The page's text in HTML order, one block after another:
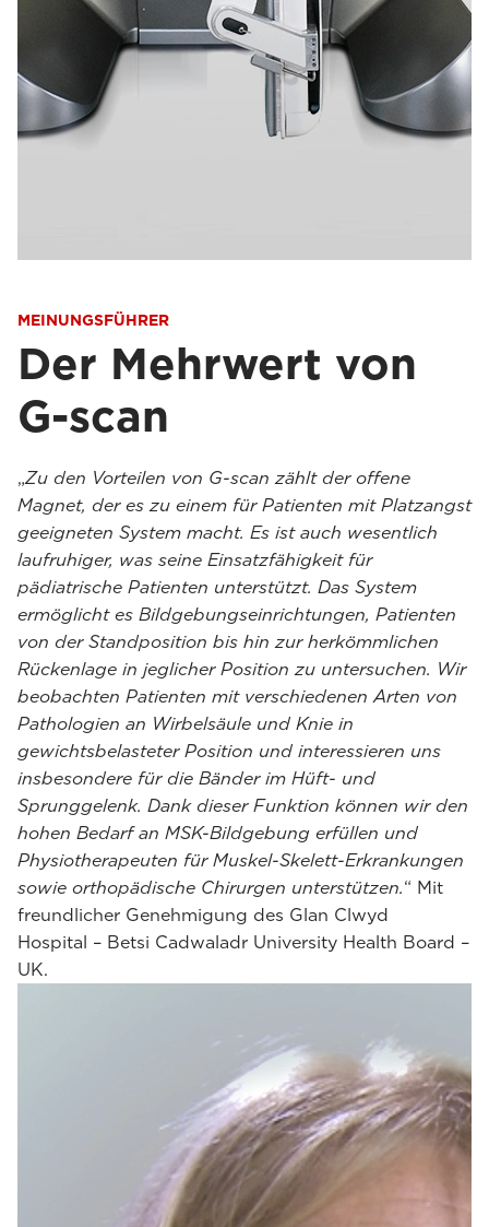
MEINUNGSFÜHRER
Der Mehrwert von
G-scan
„Zu den Vorteilen von G-scan zählt der offene
Magnet, der es zu einem für Patienten mit Platzangst
geeigneten System macht. Es ist auch wesentlich
laufruhiger, was seine Einsatzfähigkeit für
pädiatrische Patienten unterstützt. Das System
ermöglicht es Bildgebungseinrichtungen, Patienten
von der Standposition bis hin zur herkömmlichen
Rückenlage in jeglicher Position zu untersuchen. Wir
beobachten Patienten mit verschiedenen Arten von
Pathologien an Wirbelsäule und Knie in
gewichtsbelasteter Position und interessieren uns
insbesondere für die Bänder im Hüft- und
Sprunggelenk. Dank dieser Funktion können wir den
hohen Bedarf an MSK-Bildgebung erfüllen und
Physiotherapeuten für Muskel-Skelett-Erkrankungen
sowie orthopädische Chirurgen unterstützen.“ Mit
freundlicher Genehmigung des Glan Clwyd
Hospital – Betsi Cadwaladr University Health Board –
UK.